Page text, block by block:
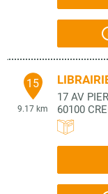
15
9.17 km
17 AV
60100